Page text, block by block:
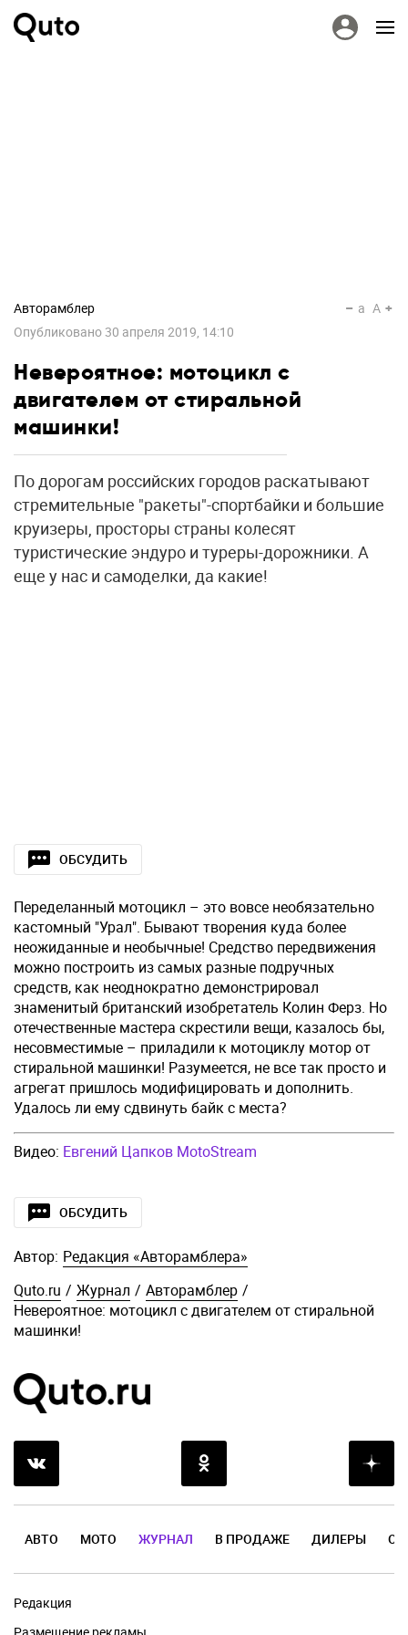
Авторамблер
Опубликовано 30 апреля 2019, 14:10
a A
Невероятное: мотоцикл с
двигателем от стиральной
машинки!
По дорогам российских городов раскатывают
стремительные "ракеты"-спортбайки и большие
круизеры, просторы страны колесят
туристические эндуро и туреры-дорожники. А
еще у нас и самоделки, да какие!
ОБСУДИТЬ
Переделанный мотоцикл – это вовсе необязательно
кастомный "Урал". Бывают творения куда более
неожиданные и необычные! Средство передвижения
можно построить из самых разные подручных
средств, как неоднократно демонстрировал
знаменитый британский изобретатель Колин Ферз. Но
отечественные мастера скрестили вещи, казалось бы,
несовместимые – приладили к мотоциклу мотор от
стиральной машинки! Разумеется, не все так просто и
агрегат пришлось модифицировать и дополнить.
Удалось ли ему сдвинуть байк с места?
Видео: Евгений Цапков MotoStream
ОБСУДИТЬ
Автор: Редакция «Авторамблера»
Quto.ru / Журнал / Авторамблер /
Невероятное: мотоцикл с двигателем от стиральной
машинки!
АВТО МОТО ЖУРНАЛ В ПРОДАЖЕ ДИЛЕРЫ
Редакция